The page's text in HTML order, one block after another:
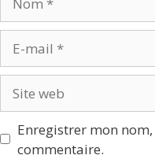
mail
web
Enregistrer mon
commentaire.